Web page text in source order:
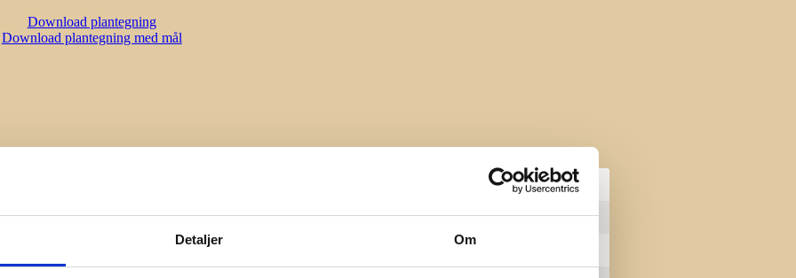
Detaljer Om
Download plantegning
Download plantegning med mål
4V